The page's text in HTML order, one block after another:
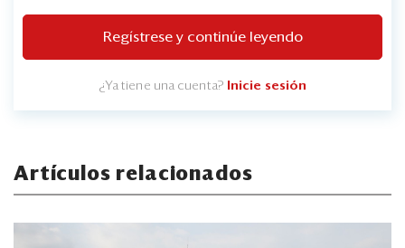
Regístrese y continúe leyendo
¿Ya tiene una cuenta? Inicie sesión
Artículos relacionados